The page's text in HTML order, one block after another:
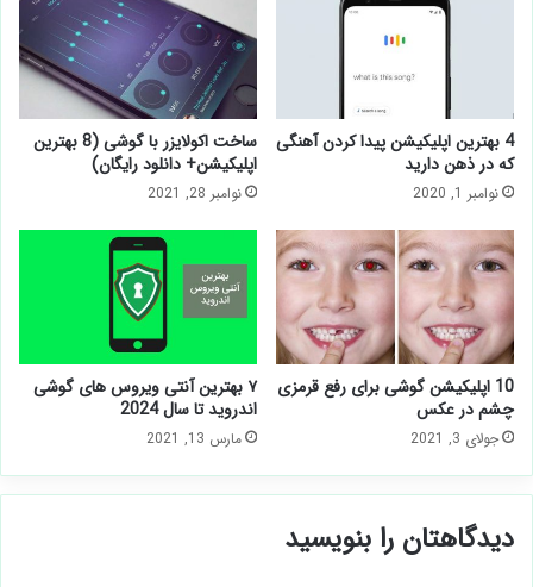
4 بهترین اپلیکیشن پیدا کردن آهنگی
که در ذهن دارید
نوامبر 1, 2020
ساخت اکولایزر با گوشی (8 بهترین
اپلیکیشن+ دانلود رایگان)
نوامبر 28, 2021
10 اپلیکیشن گوشی برای رفع قرمزی
چشم در عکس
جولای 3, 2021
۷ بهترین آنتی ویروس های گوشی
اندروید تا سال 2024
مارس 13, 2021
دیدگاهتان را بنویسید